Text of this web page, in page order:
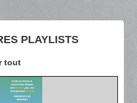
PLAYLISTS
tout